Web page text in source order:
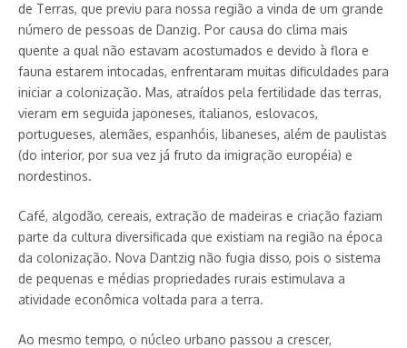
de Terras, que previu para nossa região a vinda de um grande
número de pessoas de Danzig. Por causa do clima mais
quente a qual não estavam acostumados e devido à flora e
fauna estarem intocadas, enfrentaram muitas dificuldades para
iniciar a colonização. Mas, atraídos pela fertilidade das terras,
vieram em seguida japoneses, italianos, eslovacos,
portugueses, alemães, espanhóis, libaneses, além de paulistas
(do interior, por sua vez já fruto da imigração européia) e
nordestinos.
Café, algodão, cereais, extração de madeiras e criação faziam
parte da cultura diversificada que existiam na região na época
da colonização. Nova Dantzig não fugia disso, pois o sistema
de pequenas e médias propriedades rurais estimulava a
atividade econômica voltada para a terra.
Ao mesmo tempo, o núcleo urbano passou a crescer,